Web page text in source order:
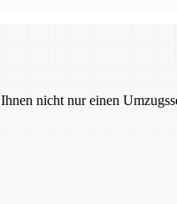
nicht nur einen